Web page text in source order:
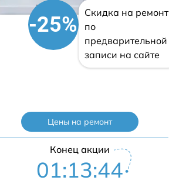
-25%
Скидка на ремонт
по
предварительной
записи на сайте
Цены на ремонт
Конец акции
01:13:43